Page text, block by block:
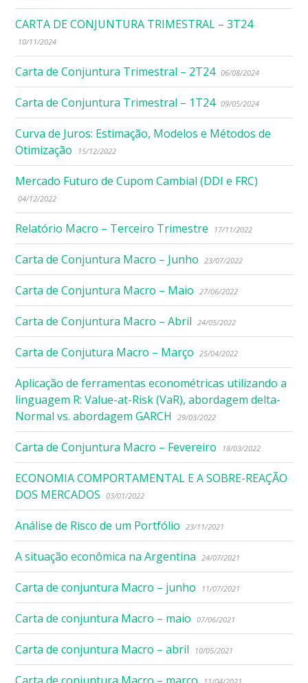
CARTA DE CONJUNTURA TRIMESTRAL – 3T24
10/11/2024
Carta de Conjuntura Trimestral – 2T24 06/08/2024
Carta de Conjuntura Trimestral – 1T24 09/05/2024
Curva de Juros: Estimação, Modelos e Métodos de
Otimização
15/12/2022
Mercado Futuro de Cupom Cambial (DDI e FRC)
04/12/2022
Relatório Macro – Terceiro Trimestre 17/11/2022
Carta de Conjuntura Macro – Junho 23/07/2022
Carta de Conjuntura Macro – Maio 27/06/2022
Carta de Conjuntura Macro – Abril 24/05/2022
Carta de Conjutura Macro – Março 25/04/2022
Aplicação de ferramentas econométricas utilizando a
linguagem R: Value-at-Risk (VaR), abordagem delta-
Normal vs. abordagem GARCH
29/03/2022
Carta de Conjuntura Macro – Fevereiro 18/03/2022
ECONOMIA COMPORTAMENTAL E A SOBRE-REAÇÃO
DOS MERCADOS
03/01/2022
Análise de Risco de um Portfólio 23/11/2021
A situação econômica na Argentina 24/07/2021
Carta de conjuntura Macro – junho 11/07/2021
Carta de conjuntura Macro – maio 07/06/2021
Carta de conjuntura Macro – abril 10/05/2021
Carta de conjuntura Macro – março